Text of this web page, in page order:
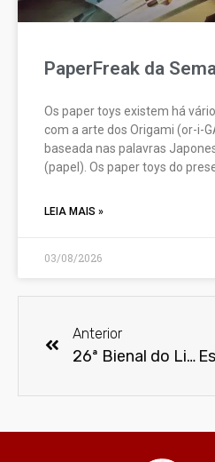
PaperFreak da
Os paper toys existem há
com a arte dos Origami (or-i-
baseada nas palavras
(papel). Os paper toys do
LEIA MAIS »
03/08/2026
Anterior
26ª Bienal do Livro de SP dá voz às crianças no Espaço Infantil